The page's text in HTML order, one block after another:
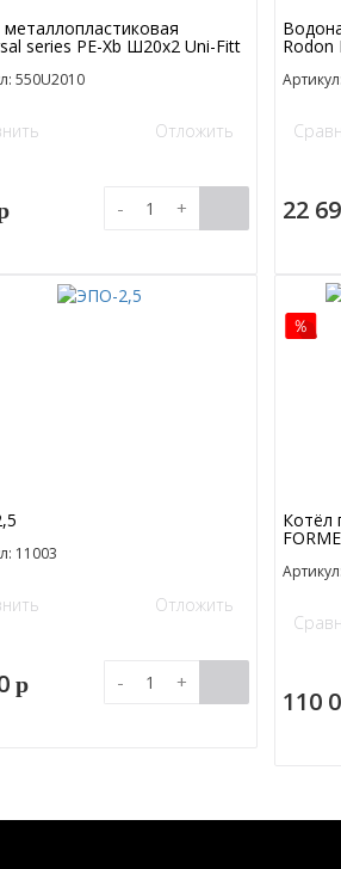
металлопластиковая
series PE-Xb Ш20x2 Uni-Fitt
550U2010
Отложить
- +
Rodon
22
11003
Отложить
p - +
Котёл
110